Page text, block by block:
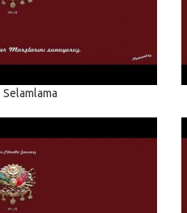
Selamlama